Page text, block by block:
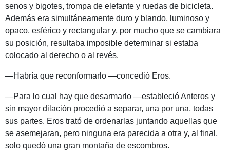
senos y bigotes, trompa de elefante y ruedas de bicicleta.
Además era simultáneamente duro y blando, luminoso y
opaco, esférico y rectangular y, por mucho que se cambiara
su posición, resultaba imposible determinar si estaba
colocado al derecho o al revés.
—Habría que reconformarlo —concedió Eros.
—Para lo cual hay que desarmarlo —estableció Anteros y
sin mayor dilación procedió a separar, una por una, todas
sus partes. Eros trató de ordenarlas juntando aquellas que
se asemejaran, pero ninguna era parecida a otra y, al final,
solo quedó una gran montaña de escombros.